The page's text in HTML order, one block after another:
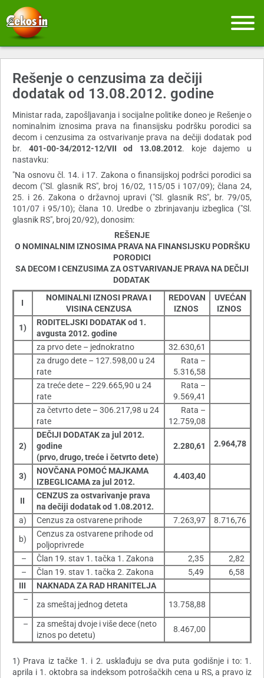
Rešenje o cenzusima za dečiji
dodatak od 13.08.2012. godine
Ministar rada, zapošljavanja i socijalne politike doneo je Rešenje o
nominalnim iznosima prava na finansijsku podršku porodici sa
decom i cenzusima za ostvarivanje prava na dečiji dodatak pod
br. 401-00-34/2012-12/VII od 13.08.2012. koje dajemo u
nastavku:
"Na osnovu čl. 14. i 17. Zakona o finansijskoj podršci porodici sa
decom ("Sl. glasnik RS", broj 16/02, 115/05 i 107/09); člana 24,
25. i 26. Zakona o državnoj upravi ("Sl. glasnik RS", br. 79/05,
101/07 i 95/10); člana 10. Uredbe o zbrinjavanju izbeglica ("Sl.
glasnik RS", broj 20/92), donosim:
REŠENJE
O NOMINALNIM IZNOSIMA PRAVA NA FINANSIJSKU PODRŠKU
PORODICI
SA DECOM I CENZUSIMA ZA OSTVARIVANJE PRAVA NA DEČIJI
DODATAK
I
NOMINALNI IZNOSI PRAVA I
VISINA CENZUSA
REDOVAN
IZNOS
UVEĆAN
IZNOS
1)
RODITELJSKI DODATAK od 1.
avgusta 2012. godine
za prvo dete – jednokratno
32.630,61
za drugo dete – 127.598,00 u 24
rate
Rata –
5.316,58
za treće dete – 229.665,90 u 24
rate
Rata –
9.569,41
za četvrto dete – 306.217,98 u 24
rate
Rata –
12.759,08
2)
DEČIJI DODATAK za jul 2012.
godine
(prvo, drugo, treće i četvrto dete)
2.280,61 2.964,78
3)
NOVČANA POMOĆ MAJKAMA
IZBEGLICAMA za jul 2012.
4.403,40
II
CENZUS za ostvarivanje prava
na dečiji dodatak od 1.08.2012.
a)
Cenzus za ostvarene prihode 7.263,97
8.716,76
b)
Cenzus za ostvarene prihode od
poljoprivrede
–
Član 19. stav 1. tačka 1. Zakona 2,35
2,82
–
Član 19. stav 1. tačka 2. Zakona 5,49
6,58
III
NAKNADA ZA RAD HRANITELJA
–
za smeštaj jednog deteta 13.758,88
–
za smeštaj dvoje i više dece (neto
iznos po detetu)
8.467,00
1) Prava iz tačke 1. i 2. usklađuju se dva puta godišnje i to: 1.
aprila i 1. oktobra sa indeksom potrošačkih cena u RS, a pravo iz